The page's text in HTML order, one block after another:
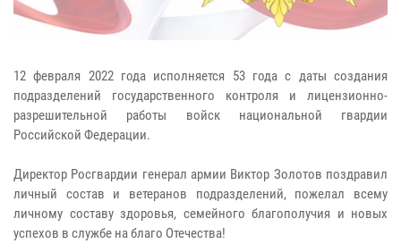
12 февраля 2022 года исполняется 53 года с даты создания
подразделений государственного контроля и лицензионно-
разрешительной работы войск национальной гвардии
Российской Федерации.
Директор Росгвардии генерал армии Виктор Золотов поздравил
личный состав и ветеранов подразделений, пожелал всему
личному составу здоровья, семейного благополучия и новых
успехов в службе на благо Отечества!